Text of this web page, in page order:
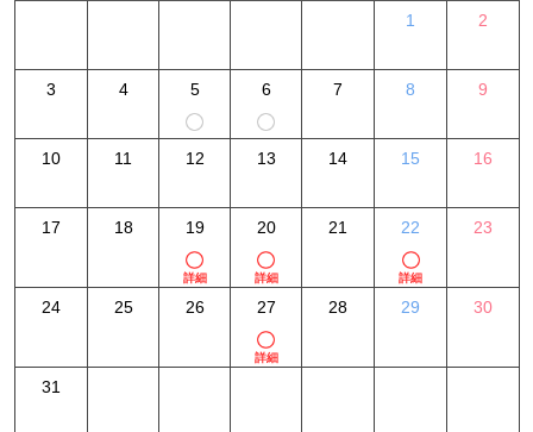
1 2
3 4 5 6 7 8 9
10 11 12 13 14 15 16
17 18 19
詳細
20
詳細
21 22
詳細
23
24 25 26 27
詳細
28 29 30
31